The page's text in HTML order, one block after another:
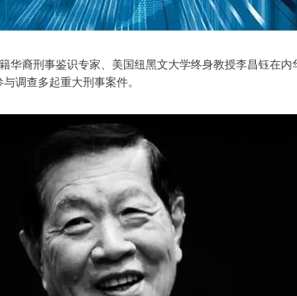
华裔刑事鉴识专家、美国纽黑文大学终身教授李昌钰在
调查多起重大刑事案件。